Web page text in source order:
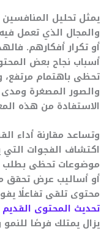
يمثل تحليل
والمجال الذي تعمل فيه
أو تكرار أفكارهم.
أسباب نجاح بعض
تحظى باهتمام مرتفع،
والصور المصغرة
الاستفادة من هذه
وتساعد مقارنة أداء
اكتشاف الفجوات
موضوعات تحظى بطلب
أو أساليب عرض تحقق
محتوى تلقى تفاعلًا
تحديث المحتوى القديم
يزال يمتلك فرصًا للنمو